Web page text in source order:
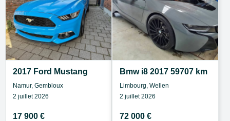
2017 Ford Mustang
Namur, Gembloux
2 juillet 2026
17 900 €
Bmw i8 2017 59707 km
Limbourg, Wellen
2 juillet 2026
72 000 €